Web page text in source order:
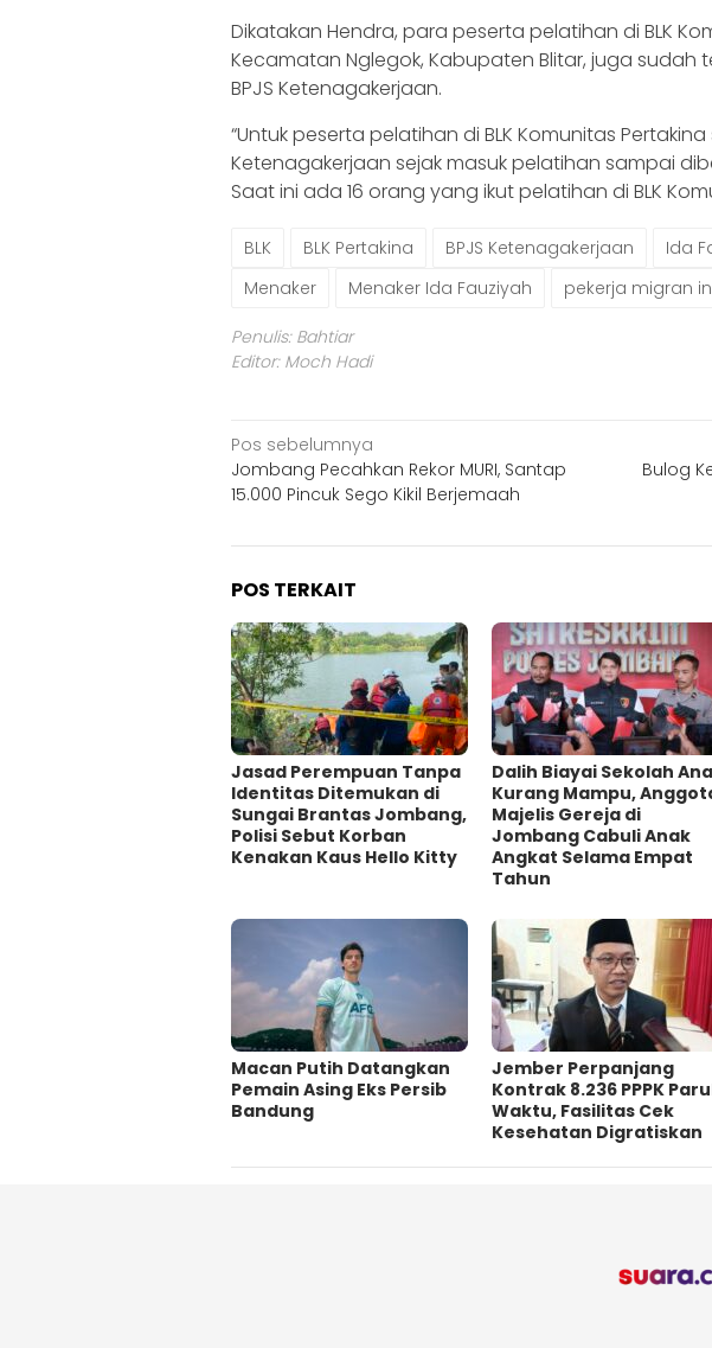
Dikatakan Hendra, para peserta pelatihan di BLK
Kecamatan Nglegok, Kabupaten Blitar, juga
BPJS Ketenagakerjaan.
“Untuk peserta pelatihan di BLK Komunitas
Ketenagakerjaan sejak masuk pelatihan sampai
Saat ini ada 16 orang yang ikut pelatihan di BLK
BLK BLK Pertakina BPJS Ketenagakerjaan Ida
Menaker
Menaker Ida Fauziyah pekerja migran
Penulis: Bahtiar
Editor: Moch Hadi
Navigasi
pos
Pos sebelumnya
Jombang Pecahkan Rekor MURI, Santap
15.000 Pincuk Sego Kikil Berjemaah
Bulog
POS TERKAIT
Jasad Perempuan Tanpa
Identitas Ditemukan di
Sungai Brantas Jombang,
Polisi Sebut Korban
Kenakan Kaus Hello Kitty
Dalih Biayai Sekolah
Kurang Mampu,
Majelis Gereja di
Jombang Cabuli Anak
Angkat Selama Empat
Tahun
Macan Putih Datangkan
Pemain Asing Eks Persib
Bandung
Jember Perpanjang
Kontrak 8.236 PPPK
Waktu, Fasilitas Cek
Kesehatan Digratiskan